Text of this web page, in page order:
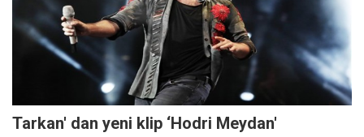
Tarkan' dan yeni klip ‘Hodri Meydan'